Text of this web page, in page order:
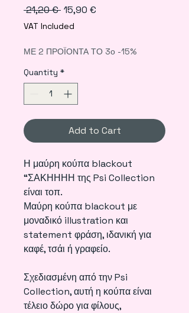
21,20 € Regular
Price
15,90 €
VAT Included
ΜΕ 2 ΠΡΟΪΟΝΤΑ ΤΟ 3ο -15%
Quantity *
Add to Cart
Η μαύρη κούπα blackout
“ΣΑΚΗΗΗΗ της Psi Collection
είναι τοπ.
Μαύρη κούπα blackout με
μοναδικό illustration και
statement φράση, ιδανική για
καφέ, τσάι ή γραφείο.
Σχεδιασμένη από την Psi
Collection, αυτή η κούπα είναι
τέλειο δώρο για φίλους,